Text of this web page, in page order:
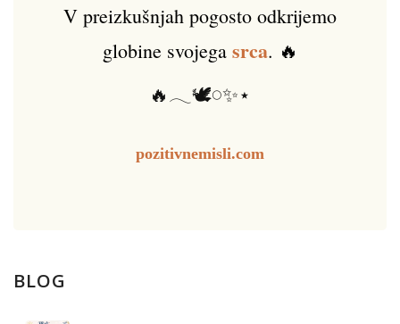
V preizkušnjah pogosto odkrijemo
globine svojega srca. 🔥
🔥𓂃🕊️𓏸✨⋆
pozitivnemisli.com
BLOG